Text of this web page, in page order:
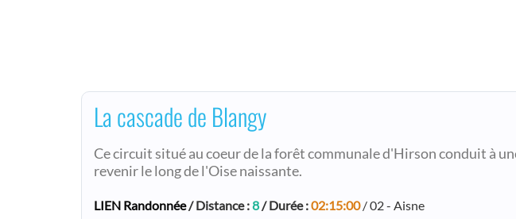
La cascade de Blangy
Ce circuit situé au coeur de la forêt communale d'Hirson conduit à
revenir le long de l'Oise naissante.
LIEN Randonnée/ Distance :8/ Durée :02:15:00/ 02 - Aisne